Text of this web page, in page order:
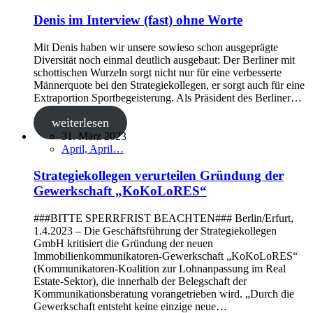
Denis im Interview (fast) ohne Worte
Mit Denis haben wir unsere sowieso schon ausgeprägte
Diversität noch einmal deutlich ausgebaut: Der Berliner mit
schottischen Wurzeln sorgt nicht nur für eine verbesserte
Männerquote bei den Strategiekollegen, er sorgt auch für eine
Extraportion Sportbegeisterung. Als Präsident des Berliner…
weiterlesen
31. März 2023
April, April…
Strategiekollegen verurteilen Gründung der
Gewerkschaft „KoKoLoRES“
###BITTE SPERRFRIST BEACHTEN### Berlin/Erfurt,
1.4.2023 ‒ Die Geschäftsführung der Strategiekollegen
GmbH kritisiert die Gründung der neuen
Immobilienkommunikatoren-Gewerkschaft „KoKoLoRES“
(Kommunikatoren-Koalition zur Lohnanpassung im Real
Estate-Sektor), die innerhalb der Belegschaft der
Kommunikationsberatung vorangetrieben wird. „Durch die
Gewerkschaft entsteht keine einzige neue…